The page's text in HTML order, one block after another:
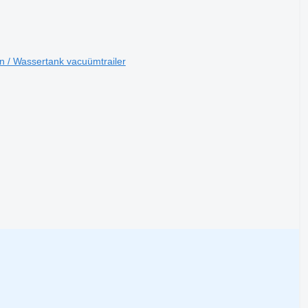
/ Wassertank vacuümtrailer